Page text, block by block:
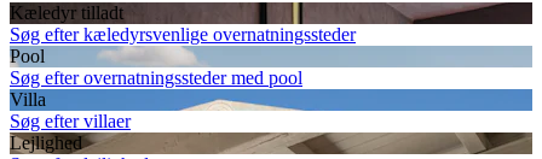
Kæledyr tilladt
Søg efter kæledyrsvenlige overnatningssteder
Pool
Søg efter overnatningssteder med pool
Villa
Søg efter villaer
Lejlighed